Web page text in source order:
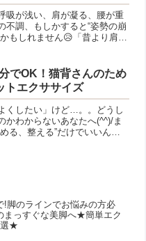
吸が浅い、肩が凝る、腰が重
不調、もしかすると“姿勢の崩
もしれません😥「昔より肩こ
は全部「姿勢の崩れ」からく
ンなんで...
でOK！猫背さんのため
トエクササイズ
くしたい」けど…。。どうし
かわからないあなたへ(^^)/ま
る、整える”だけでいいんで
!脚のラインでお悩みの方必
まっすぐな美脚へ★簡単エク
選★